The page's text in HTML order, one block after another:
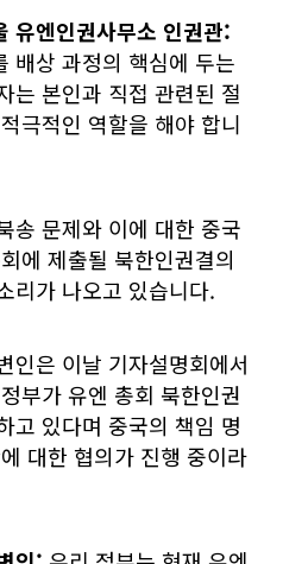
유엔인권사무소 인권관:
배상 과정의 핵심에 두는
는 본인과 직접 관련된 절
극적인 역할을 해야 합니
송 문제와 이에 대한 중국
에 제출될 북한인권결의
리가 나오고 있습니다.
인은 이날 기자설명회에서
부가 유엔 총회 북한인권
고 있다며 중국의 책임 명
대한 협의가 진행 중이라